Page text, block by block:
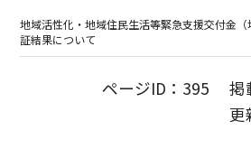
地域活性化・地域住民生活等緊急支援交付金
証結果について
ページID：395 掲
更